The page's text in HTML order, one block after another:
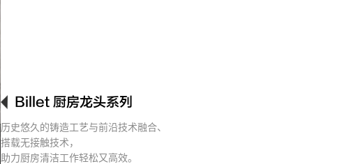
Billet 厨房龙头系列
历史悠久的铸造工艺与前沿技术融合、
搭载无接触技术，
助力厨房清洁工作轻松又高效。